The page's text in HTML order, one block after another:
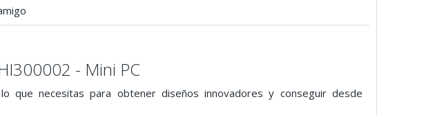
- Mini PC
que necesitas para obtener diseños innovadores y conseguir desde